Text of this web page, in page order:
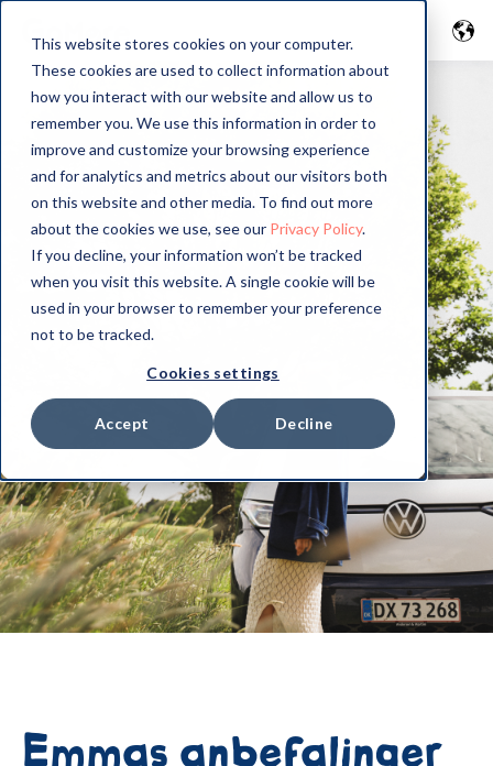
This website stores cookies on your computer.
These cookies are used to collect information about
how you interact with our website and allow us to
remember you. We use this information in order to
improve and customize your browsing experience
and for analytics and metrics about our visitors both
on this website and other media. To find out more
about the cookies we use, see our Privacy Policy.
If you decline, your information won’t be tracked
when you visit this website. A single cookie will be
used in your browser to remember your preference
not to be tracked.
Cookies settings
Accept Decline
Emmas anbefalinger